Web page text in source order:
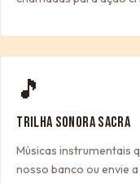
🎵
TRILHA SONORA SACRA
Músicas instrumentais
nosso banco ou envie